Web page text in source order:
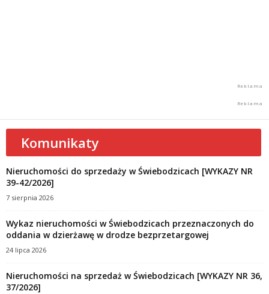
Komunikaty
Nieruchomości do sprzedaży w Świebodzicach [WYKAZY NR
39-42/2026]
7 sierpnia 2026
Wykaz nieruchomości w Świebodzicach przeznaczonych do
oddania w dzierżawę w drodze bezprzetargowej
24 lipca 2026
Nieruchomości na sprzedaż w Świebodzicach [WYKAZY NR 36,
37/2026]